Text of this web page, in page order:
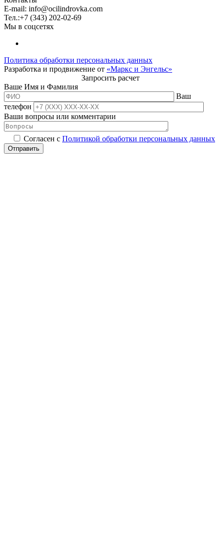
E-mail: info@ocilindrovka.com
Тел.:+7 (343) 202-02-69
Мы в соцсетях
Политика обработки персональных данных
Разработка и продвижение от «Маркс и Энгельс»
Запросить расчет
Ваше Имя и Фамилия
Ваш
телефон
Ваши вопросы или комментарии
Согласен с Политикой обработки персональных данных